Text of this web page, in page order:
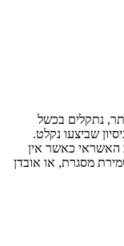
נתקלים בכשל
שביצעו נקלט.
האשראי כאשר אין
מסגרת, או אובדן